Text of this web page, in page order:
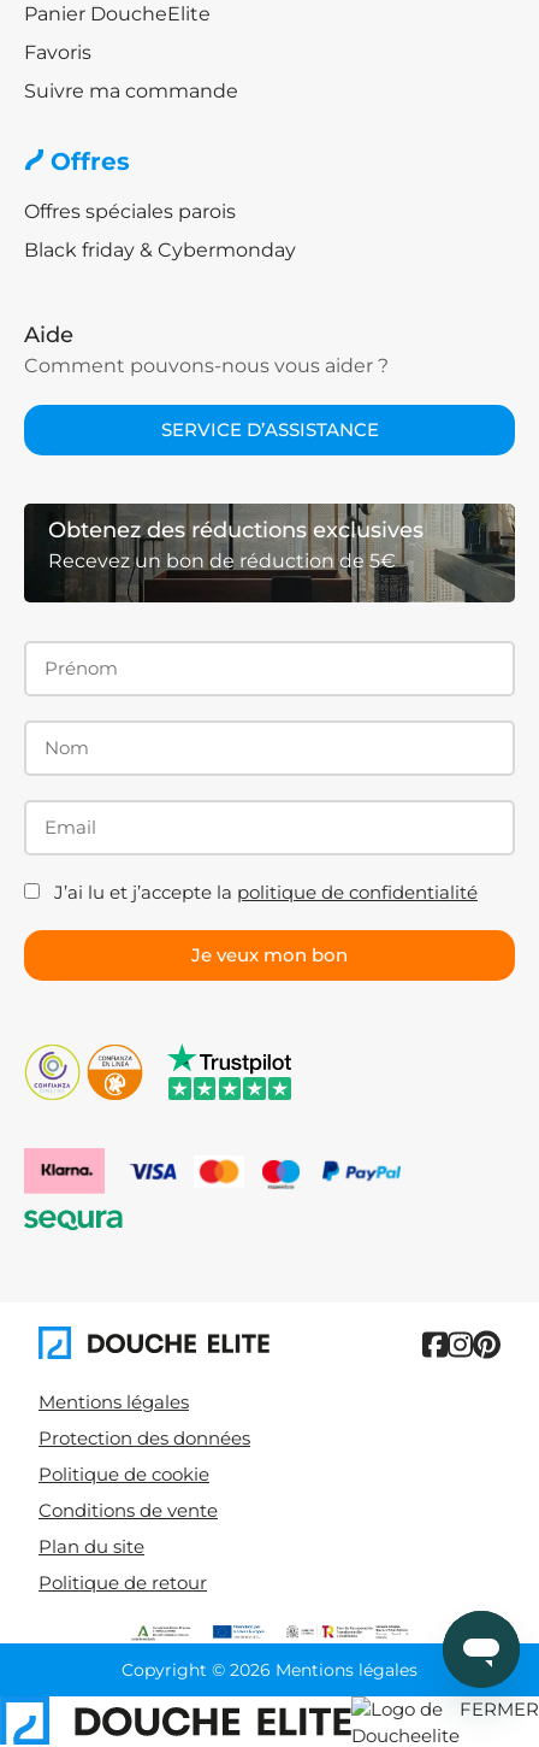
Panier DoucheElite
Favoris
Suivre ma commande
Offres
Offres spéciales parois
Black friday & Cybermonday
Aide
Comment pouvons-nous vous aider ?
SERVICE D’ASSISTANCE
Obtenez des réductions exclusives
Recevez un bon de réduction de 5€
J’ai lu et j’accepte la politique de confidentialité
Mentions légales
Protection des données
Politique de cookie
Conditions de vente
Plan du site
Politique de retour
Copyright © 2026 Mentions légales
FERMER